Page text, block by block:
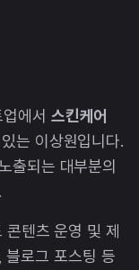
에서 스킨케어
는 이상원입니다.
출되는 대부분의
텐츠 운영 및 제
블로그 포스팅 등